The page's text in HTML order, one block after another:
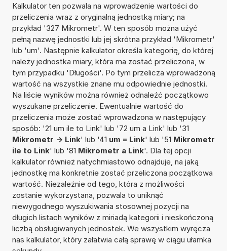
Kalkulator ten pozwala na wprowadzenie wartości do
przeliczenia wraz z oryginalną jednostką miary; na
przykład '327 Mikrometr'. W ten sposób można użyć
pełną nazwę jednostki lub jej skrótna przykład 'Mikrometr'
lub 'um'. Następnie kalkulator określa kategorię, do której
należy jednostka miary, która ma zostać przeliczona, w
tym przypadku 'Długości'. Po tym przelicza wprowadzoną
wartość na wszystkie znane mu odpowiednie jednostki.
Na liście wyników można również odnaleźć początkowo
wyszukane przeliczenie. Ewentualnie wartość do
przeliczenia może zostać wprowadzona w następujący
sposób: '21 um ile to Link' lub '72 um a Link' lub '31
Mikrometr -> Link' lub '41 um = Link' lub '51 Mikrometr
ile to Link' lub '81 Mikrometr a Link'. Dla tej opcji
kalkulator również natychmiastowo odnajduje, na jaką
jednostkę ma konkretnie zostać przeliczona początkowa
wartość. Niezależnie od tego, która z możliwości
zostanie wykorzystana, pozwala to uniknąć
niewygodnego wyszukiwania stosownej pozycji na
długich listach wyników z miriadą kategorii i nieskończoną
liczbą obsługiwanych jednostek. We wszystkim wyręcza
nas kalkulator, który załatwia całą sprawę w ciągu ułamka